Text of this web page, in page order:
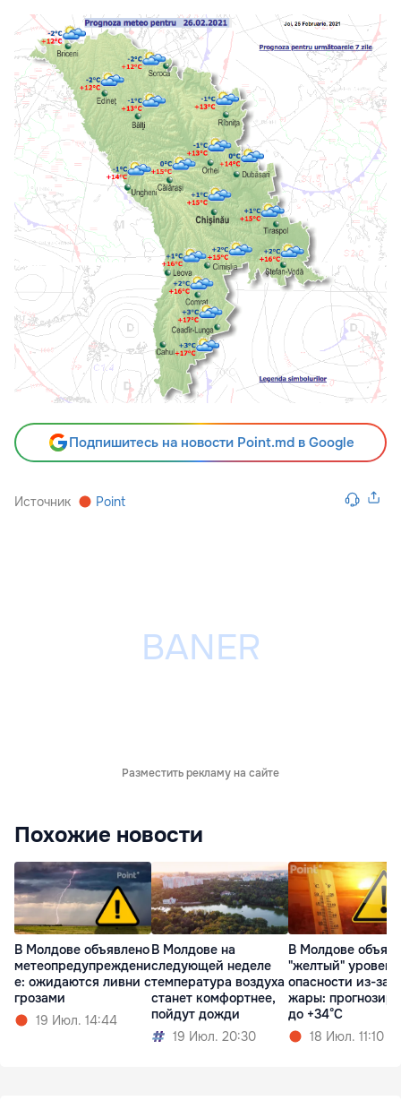
Подпишитесь на новости Point.md в Google
Источник Point
Разместить рекламу на сайте
Похожие новости
В Молдове объявлено
метеопредупреждени
е: ожидаются ливни с
грозами
19 Июл. 14:44
В Молдове на
следующей неделе
температура воздуха
станет комфортнее,
пойдут дожди
19 Июл. 20:30
В Молдове
"желтый" уровень
опасности из-за
жары:
до +34°C
18 Июл. 11:10